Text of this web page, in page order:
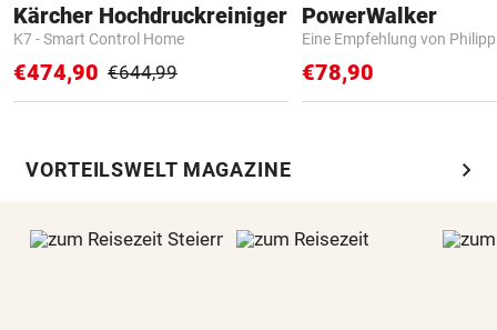
Kärcher Hochdruckreiniger
K7 - Smart Control Home
€474,90 €644,99
PowerWalker
Eine Empfehlung von
€78,90
VORTEILSWELT MAGAZINE chevron_right